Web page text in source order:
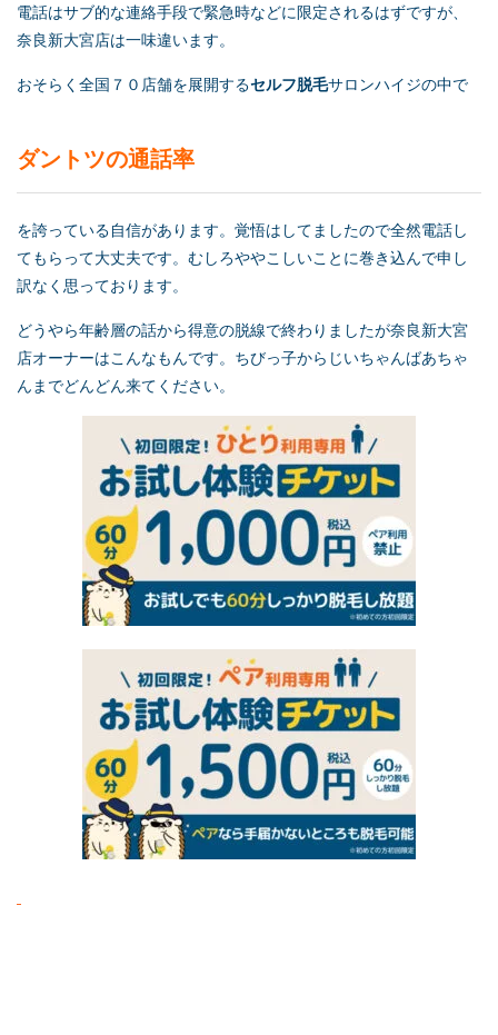
電話はサブ的な連絡手段で緊急時などに限定されるはずですが、
奈良新大宮店は一味違います。
おそらく全国７０店舗を展開するセルフ脱毛サロンハイジの中で
ダントツの通話率
を誇っている自信があります。覚悟はしてましたので全然電話し
てもらって大丈夫です。むしろややこしいことに巻き込んで申し
訳なく思っております。
どうやら年齢層の話から得意の脱線で終わりましたが奈良新大宮
店オーナーはこんなもんです。ちびっ子からじいちゃんばあちゃ
んまでどんどん来てください。